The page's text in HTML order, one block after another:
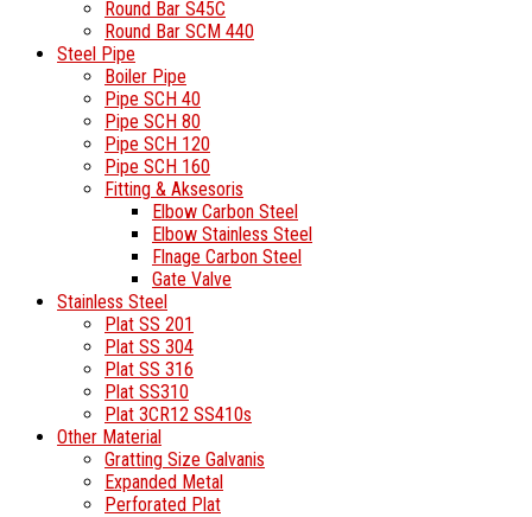
Round Bar S45C
Round Bar SCM 440
Steel Pipe
Boiler Pipe
Pipe SCH 40
Pipe SCH 80
Pipe SCH 120
Pipe SCH 160
Fitting & Aksesoris
Elbow Carbon Steel
Elbow Stainless Steel
Flnage Carbon Steel
Gate Valve
Stainless Steel
Plat SS 201
Plat SS 304
Plat SS 316
Plat SS310
Plat 3CR12 SS410s
Other Material
Gratting Size Galvanis
Expanded Metal
Perforated Plat